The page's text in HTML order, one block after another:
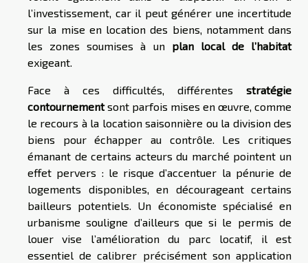
l’investissement, car il peut générer une incertitude
sur la mise en location des biens, notamment dans
les zones soumises à un plan local de l’habitat
exigeant.
Face à ces difficultés, différentes stratégie
contournementsont parfois mises en œuvre, comme
le recours à la location saisonnière ou la division des
biens pour échapper au contrôle. Les critiques
émanant de certains acteurs du marché pointent un
effet pervers : le risque d’accentuer la pénurie de
logements disponibles, en décourageant certains
bailleurs potentiels. Un économiste spécialisé en
urbanisme souligne d’ailleurs que si le permis de
louer vise l’amélioration du parc locatif, il est
essentiel de calibrer précisément son application